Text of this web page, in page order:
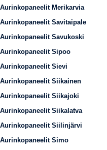
Aurinkopaneelit Merikarvia
Aurinkopaneelit Savitaipale
Aurinkopaneelit Savukoski
Aurinkopaneelit Sipoo
Aurinkopaneelit Sievi
Aurinkopaneelit Siikainen
Aurinkopaneelit Siikajoki
Aurinkopaneelit Siikalatva
Aurinkopaneelit Siilinjärvi
Aurinkopaneelit Simo